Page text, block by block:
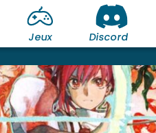
Jeux Discord